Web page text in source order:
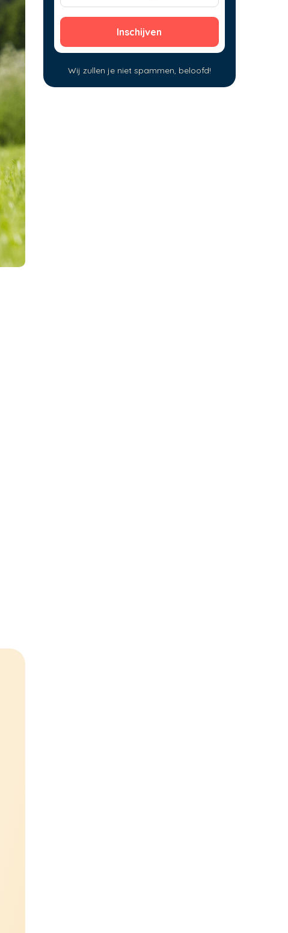
Wij zullen je niet spammen, beloofd!